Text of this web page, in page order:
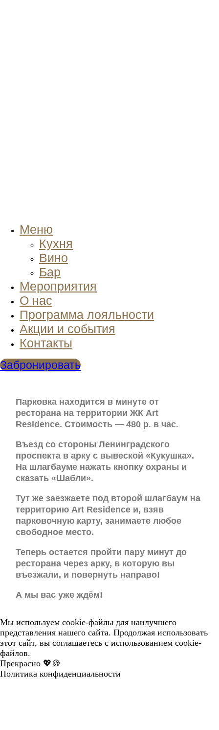
Меню
Кухня
Вино
Бар
Мероприятия
О нас
Программа лояльности
Акции и события
Контакты
Забронировать
Парковка находится в минуте от
ресторана на территории ЖК Art
Residence. Стоимость — 480 р. в час.
Въезд со стороны Ленинградского
проспекта в арку с вывеской «Кукушка».
На шлагбауме нажать кнопку охраны и
сказать «Шабли».
Тут же заезжаете под второй шлагбаум на
территорию Art Residence и, взяв
парковочную карту, занимаете любое
свободное место.
Теперь остается пройти пару минут до
ресторана через арку, в которую вы
въезжали, и повернуть направо!
А мы вас уже ждём!
Мы используем cookie-файлы для наилучшего
представления нашего сайта. Продолжая использовать
этот сайт, вы соглашаетесь с использованием cookie-
файлов.
Прекрасно 💖🍪
Политика конфиденциальности